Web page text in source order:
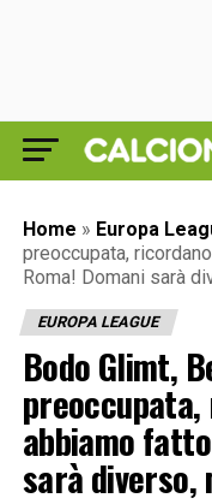
Home » Europa
preoccupata,
Roma! Domani sarà
EUROPA LEAGUE
Bodo Glimt,
abbiamo
sarà diverso,